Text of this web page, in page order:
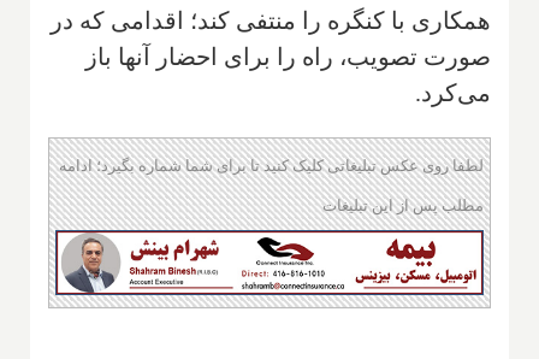
همکاری با کنگره را منتفی کند؛ اقدامی که در
صورت تصویب، راه را برای احضار آنها باز
می‌کرد.
لطفا روی عکس تبلیغاتی کلیک کنید تا برای شما شماره بگیرد؛ ادامه
مطلب پس از این تبلیغات